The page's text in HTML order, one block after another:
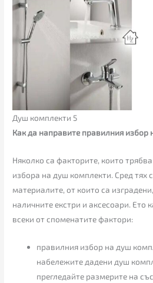
Душ комплекти 5
Как да направите правилния избор
Няколко са факторите, които
избора на душ комплекти. Сред тях
материалите, от които са
наличните екстри и аксесоари. Ето
всеки от споменатите фактори:
правилния избор на душ
набележите дадени душ
прегледайте размерите на